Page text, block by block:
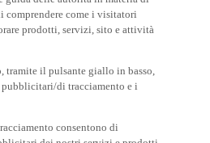
come i visitatori
prodotti, servizi, sito e attività
di tracciamento e i
dei nostri servizi e prodotti